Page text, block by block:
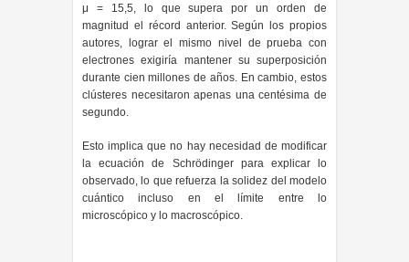
μ = 15,5, lo que supera por un orden de
magnitud el récord anterior. Según los propios
autores, lograr el mismo nivel de prueba con
electrones exigiría mantener su superposición
durante cien millones de años. En cambio, estos
clústeres necesitaron apenas una centésima de
segundo.
Esto implica que no hay necesidad de modificar
la ecuación de Schrödinger para explicar lo
observado, lo que refuerza la solidez del modelo
cuántico incluso en el límite entre lo
microscópico y lo macroscópico.